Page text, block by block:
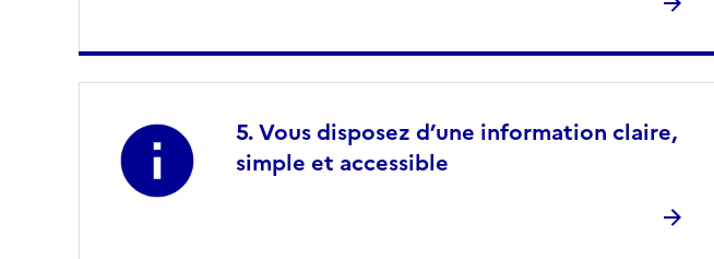
Vous disposez d’une information claire,
simple et accessible